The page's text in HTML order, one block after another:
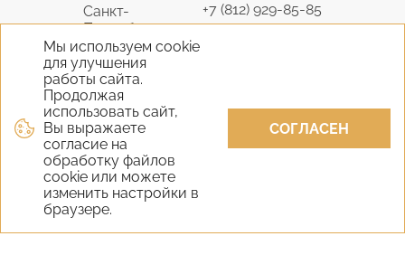
Мы используем cookie
для улучшения
работы сайта.
Продолжая
использовать сайт,
Вы выражаете
согласие на
обработку файлов
cookie или можете
изменить настройки в
браузере.
СОГЛАСЕН
Санкт-
Петербург
+7 (812) 929-85-85
9298585@bk.ru
Москва
Крым
+7 (978) 824-31-10
vernisage-c@mail.ru
Екатеринбург